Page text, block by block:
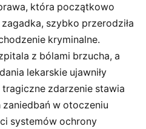
która początkowo
szybko przerodziła
kryminalne.
z bólami brzucha, a
lekarskie ujawniły
zdarzenie stawia
w otoczeniu
systemów ochrony